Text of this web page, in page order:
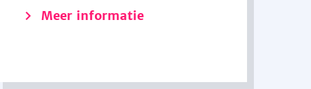
Meer informatie